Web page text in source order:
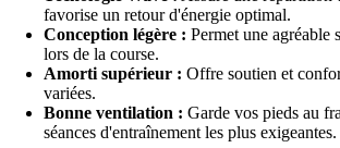
favorise un retour d'énergie optimal.
Conception légère : Permet une agréable
lors de la course.
Amorti supérieur : Offre soutien et
variées.
Bonne ventilation : Garde vos pieds au
séances d'entraînement les plus exigeantes.